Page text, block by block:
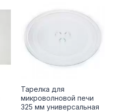
Тарелка для
микроволновой печи
325 мм универсальная